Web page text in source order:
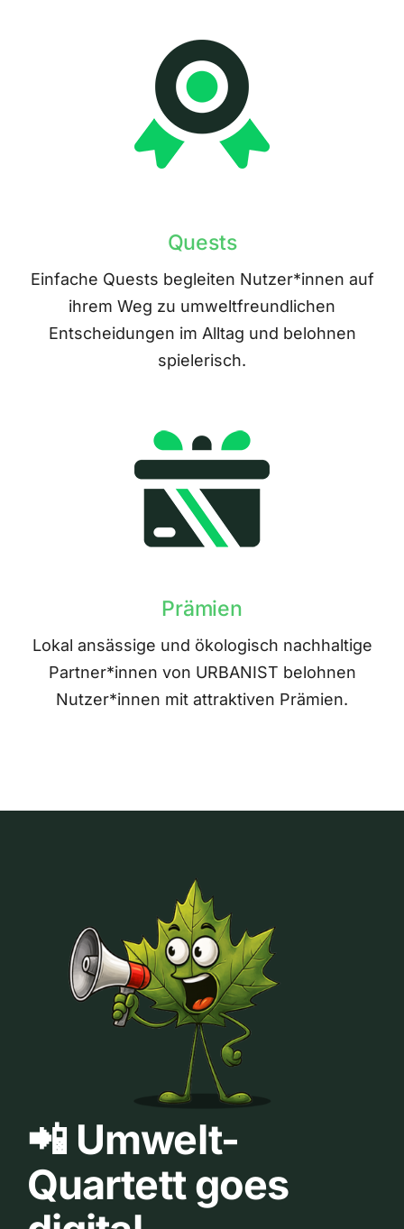
Quests
Einfache Quests begleiten Nutzer*innen auf
ihrem Weg zu umweltfreundlichen
Entscheidungen im Alltag und belohnen
spielerisch.
Prämien
Lokal ansässige und ökologisch nachhaltige
Partner*innen von URBANIST belohnen
Nutzer*innen mit attraktiven Prämien.
📲 Umwelt-
Quartett goes